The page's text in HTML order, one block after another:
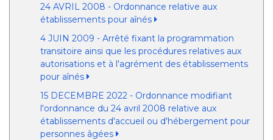
24 AVRIL 2008 - Ordonnance relative aux
établissements pour aînés
4 JUIN 2009 - Arrêté fixant la programmation
transitoire ainsi que les procédures relatives aux
autorisations et à l'agrément des établissements
pour aînés
15 DECEMBRE 2022 - Ordonnance modifiant
l'ordonnance du 24 avril 2008 relative aux
établissements d'accueil ou d'hébergement pour
personnes âgées